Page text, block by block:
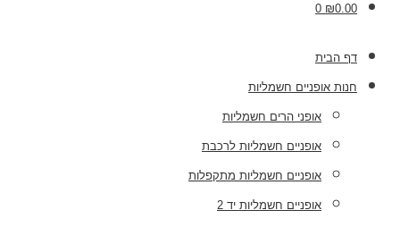
₪0.00
0
דף הבית
חנות אופניים חשמליות
אופני הרים חשמליות
אופניים חשמליות לרכבת
אופניים חשמליות מתקפלות
אופניים חשמליות יד 2